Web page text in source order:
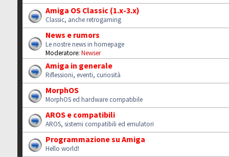
Amiga OS Classic (1.x-3.x)
Classic, anche retrogaming
News e rumors
Le nostre news in homepage
Moderatore: Newser
Amiga in generale
Riflessioni, eventi, curiosità
MorphOS
MorphOS ed hardware compatibile
AROS e compatibili
AROS, sistemi compatibili ed emulatori
Programmazione su Amiga
Hello world!